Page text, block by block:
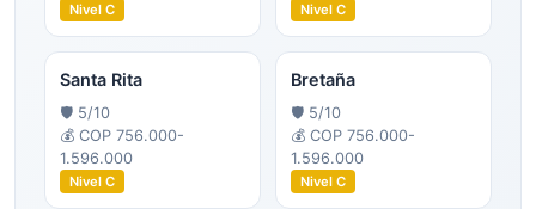
Nivel C Nivel C
Santa Rita
🛡️ 5/10
💰 COP 756.000-
1.596.000
Nivel C
Bretaña
🛡️ 5/10
💰 COP 756.000-
1.596.000
Nivel C